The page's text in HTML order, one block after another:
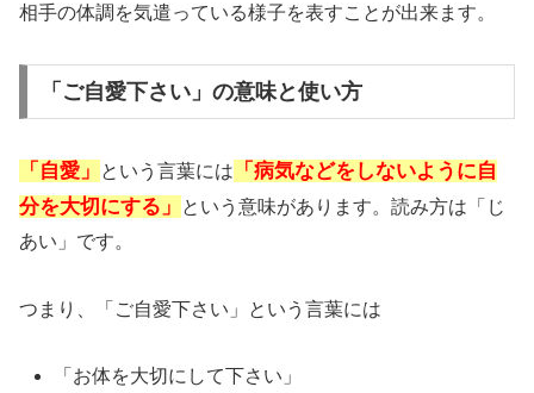
相手の体調を気遣っている様子を表すことが出来ます。
「ご自愛下さい」の意味と使い方
「自愛」 という言葉には
「病気などをしないように自
分を大切にする」
という意味があります。読み方は「じ
あい」です。
つまり、「ご自愛下さい」という言葉には
「お体を大切にして下さい」